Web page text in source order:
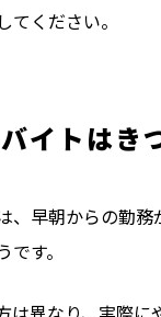
ください。
イトはき
、早朝からの勤
す。